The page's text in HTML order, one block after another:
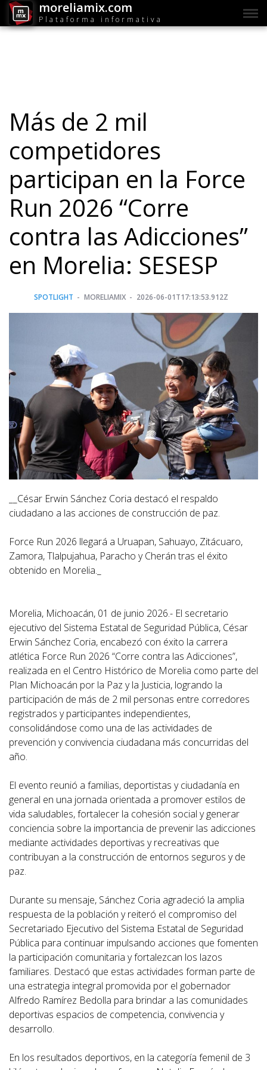
moreliamix.com
Plataforma informativa
Más de 2 mil
competidores
participan en la Force
Run 2026 “Corre
contra las Adicciones”
en Morelia: SESESP
SPOTLIGHT MORELIAMIX 2026-06-01T17:13:53.912Z
__César Erwin Sánchez Coria destacó el respaldo
ciudadano a las acciones de construcción de paz.
Force Run 2026 llegará a Uruapan, Sahuayo, Zitácuaro,
Zamora, Tlalpujahua, Paracho y Cherán tras el éxito
obtenido en Morelia._
Morelia, Michoacán, 01 de junio 2026.- El secretario
ejecutivo del Sistema Estatal de Seguridad Pública, César
Erwin Sánchez Coria, encabezó con éxito la carrera
atlética Force Run 2026 “Corre contra las Adicciones”,
realizada en el Centro Histórico de Morelia como parte del
Plan Michoacán por la Paz y la Justicia, logrando la
participación de más de 2 mil personas entre corredores
registrados y participantes independientes,
consolidándose como una de las actividades de
prevención y convivencia ciudadana más concurridas del
año.
El evento reunió a familias, deportistas y ciudadanía en
general en una jornada orientada a promover estilos de
vida saludables, fortalecer la cohesión social y generar
conciencia sobre la importancia de prevenir las adicciones
mediante actividades deportivas y recreativas que
contribuyan a la construcción de entornos seguros y de
paz.
Durante su mensaje, Sánchez Coria agradeció la amplia
respuesta de la población y reiteró el compromiso del
Secretariado Ejecutivo del Sistema Estatal de Seguridad
Pública para continuar impulsando acciones que fomenten
la participación comunitaria y fortalezcan los lazos
familiares. Destacó que estas actividades forman parte de
una estrategia integral promovida por el gobernador
Alfredo Ramírez Bedolla para brindar a las comunidades
deportivas espacios de competencia, convivencia y
desarrollo.
En los resultados deportivos, en la categoría femenil de 3